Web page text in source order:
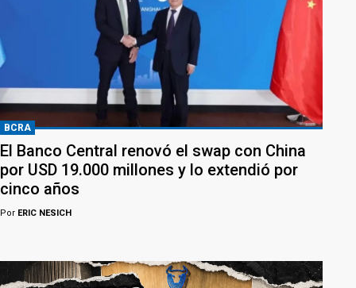
BCRA
El Banco Central renovó el swap con China
por USD 19.000 millones y lo extendió por
cinco años
Por ERIC NESICH